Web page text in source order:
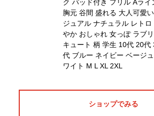
ショップでみる